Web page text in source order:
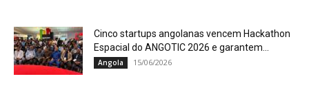
Cinco startups angolanas vencem Hackathon
Espacial do ANGOTIC 2026 e garantem...
Angola 15/06/2026